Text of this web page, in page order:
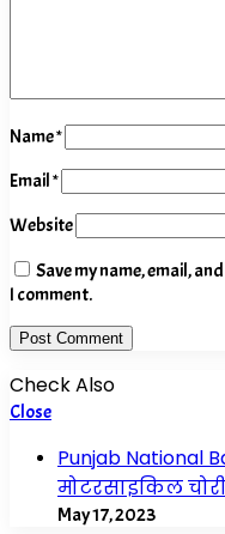
Name*
Email*
Website
Save my name, email,
I comment.
Check Also
Close
Punjab National
मोटरसाइकिल चोरी
May 17, 2023